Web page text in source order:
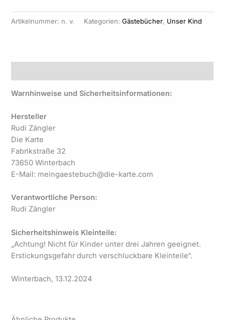
Artikelnummer: n. v. Kategorien:Gästebücher, Unser Kind
Warnhinweise und Sicherheitsinformationen:
Hersteller
Rudi Zängler
Die Karte
Fabrikstraße 32
73650 Winterbach
E-Mail: meingaestebuch@die-karte.com
Verantwortliche Person:
Rudi Zängler
Sicherheitshinweis Kleinteile:
„Achtung! Nicht für Kinder unter drei Jahren geeignet.
Erstickungsgefahr durch verschluckbare Kleinteile“.
Winterbach, 13.12.2024